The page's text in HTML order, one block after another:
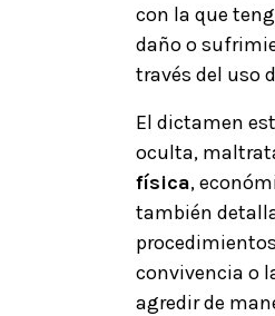
con la que
daño o
través del uso
El dictamen
oculta,
física,
también
convivencia o
agredir de